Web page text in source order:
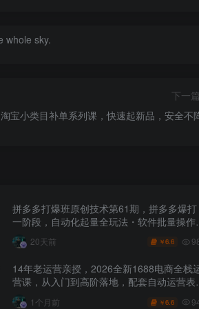
whole sky.
下一篇
淘宝小类目补单系列课，快速起新品，安全不
拼多多打爆班原创技术第61期，拼多多爆打
一阶段，自动化起量全玩法・软件批量操作
投产优化・大促矩阵实战课
20天前 ￥6.6
14年老运营亲授，2026全新1688电商全栈
营课，从入门到高阶落地，配套自动运营表
+工具包+直播诊断等
1个月前 ￥6.6